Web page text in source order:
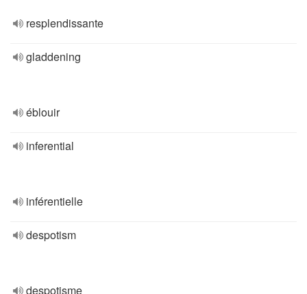
resplendissante
gladdening
éblouir
inferential
inférentielle
despotism
despotisme